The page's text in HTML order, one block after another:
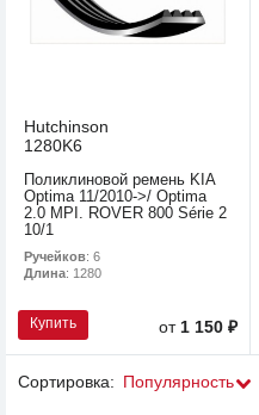
Hutchinson
1280K6
Поликлиновой ремень KIA
Optima 11/2010->/ Optima
2.0 MPI. ROVER 800 Série 2
10/1
Ручейков: 6
Длина: 1280
Купить от 1 150 ₽
Сортировка: Популярность